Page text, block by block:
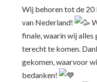
Wij behoren tot de
van Nederland!
finale, waarin wij alles
terecht te komen.
gekomen, waarvoor
bedanken!